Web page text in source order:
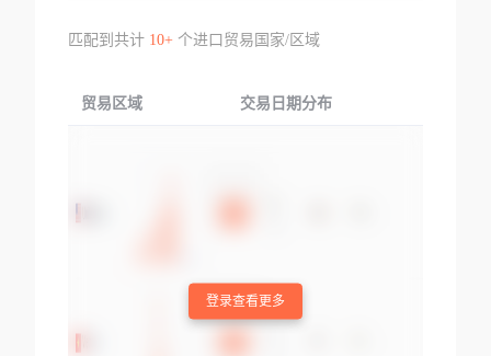
匹配到共计 10+个进口贸易国家/区域
贸易区域 交易日期分布
登录查看更多